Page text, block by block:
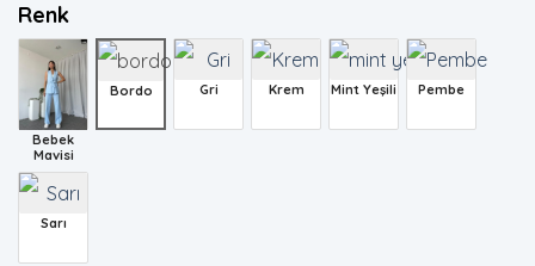
Renk
Bebek
Mavisi
Bordo Gri Krem Mint Yeşili Pembe
Sarı